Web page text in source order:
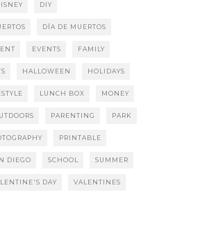
DIY
DÍA DE MUERTOS
EVENTS FAMILY
HALLOWEEN HOLIDAYS
LUNCH BOX MONEY
PARENTING PARK
PRINTABLE
DIEGO SCHOOL SUMMER
DAY VALENTINES